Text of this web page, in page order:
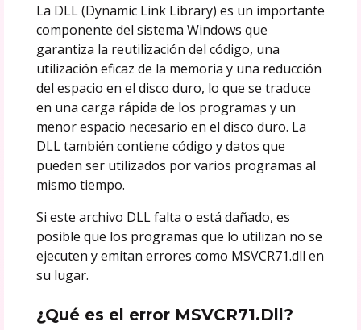
La DLL (Dynamic Link Library) es un importante
componente del sistema Windows que
garantiza la reutilización del código, una
utilización eficaz de la memoria y una reducción
del espacio en el disco duro, lo que se traduce
en una carga rápida de los programas y un
menor espacio necesario en el disco duro. La
DLL también contiene código y datos que
pueden ser utilizados por varios programas al
mismo tiempo.
Si este archivo DLL falta o está dañado, es
posible que los programas que lo utilizan no se
ejecuten y emitan errores como MSVCR71.dll en
su lugar.
¿Qué es el error MSVCR71.Dll?